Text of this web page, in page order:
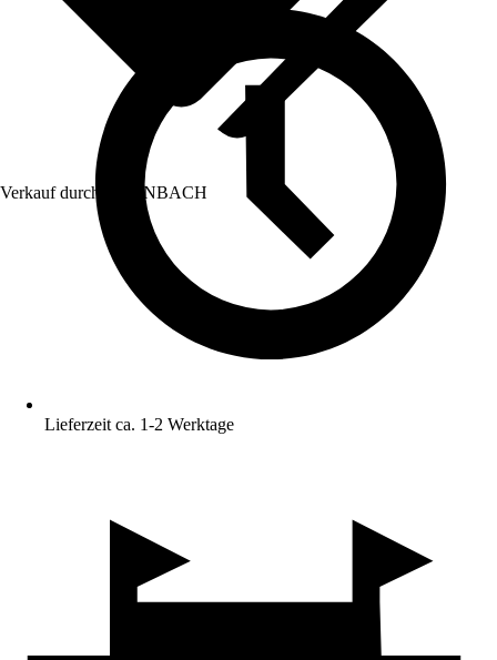
Verkauf durch: HORNBACH
Lieferzeit ca. 1-2 Werktage